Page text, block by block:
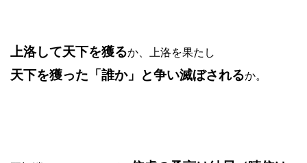
上洛して天下を獲るか、上洛を果たし
天下を獲った「誰か」と争い滅ぼされるか。